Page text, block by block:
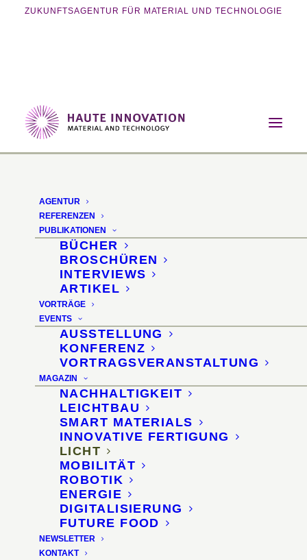
ZUKUNFTSAGENTUR FÜR MATERIAL UND TECHNOLOGIE
AGENTUR
REFERENZEN
PUBLIKATIONEN
BÜCHER
BROSCHÜREN
INTERVIEWS
ARTIKEL
VORTRÄGE
EVENTS
AUSSTELLUNG
KONFERENZ
VORTRAGSVERANSTALTUNG
MAGAZIN
NACHHALTIGKEIT
LEICHTBAU
SMART MATERIALS
INNOVATIVE FERTIGUNG
LICHT
MOBILITÄT
ROBOTIK
ENERGIE
DIGITALISIERUNG
FUTURE FOOD
NEWSLETTER
KONTAKT
Home Magazin
Licht
SUPA wireless – drahtloses Licht
SUPA wireless –
drahtloses Licht
Energieübertragung per
Induktion
15. Oktober 2013